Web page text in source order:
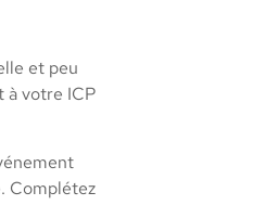
et peu
à votre ICP
Complétez